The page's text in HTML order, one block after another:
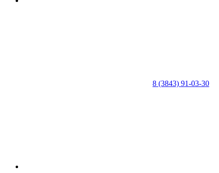
8 (3843) 91-03-30